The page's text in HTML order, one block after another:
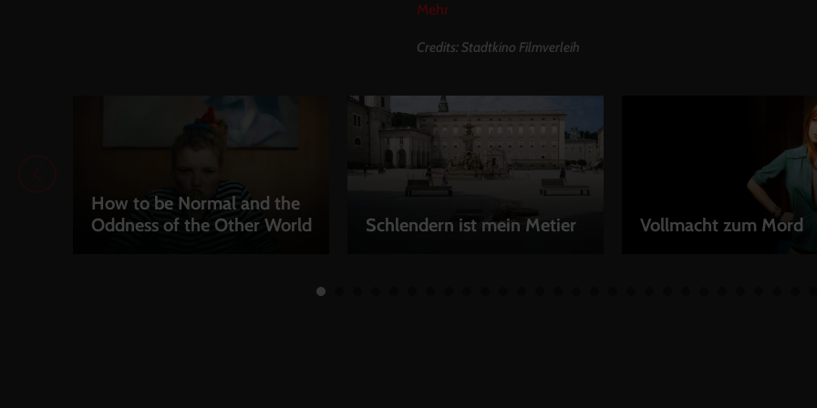
Mehr
Credits: Stadtkino Filmverleih
How to be Normal and the
Oddness of the Other World
LEIHEN Schlendern ist mein Metier
LEIHEN Vollmacht zum Mord
LEIHEN